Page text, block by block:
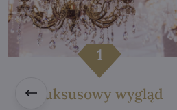
Luksusowy wygląd